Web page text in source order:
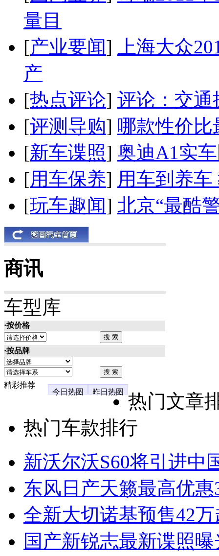
量目
[产业要闻]
上海大众
产
[热点评论] 评论：交通
[评测导购] 哪款性价比
[新车谍照] 奥迪A1实
[用车保养] 用车到养
[玩车趣闻] 北京“最酷
商讯
车型库
·按价格
·按品牌
精彩推荐
今日热图
昨日热图
热门文章
热门车款排行
新沃尔沃S60将引进中
东风日产天籁最高优
全新大切诺基预售42
国产新锐志最新谍照